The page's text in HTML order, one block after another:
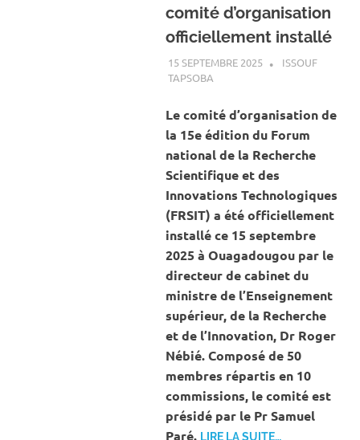
comité d’organisation
officiellement installé
15 SEPTEMBRE 2025
ISSOUF
TAPSOBA
Le comité d’organisation de
la 15e édition du Forum
national de la Recherche
Scientifique et des
Innovations Technologiques
(FRSIT) a été officiellement
installé ce 15 septembre
2025 à Ouagadougou par le
directeur de cabinet du
ministre de l’Enseignement
supérieur, de la Recherche
et de l’Innovation, Dr Roger
Nébié. Composé de 50
membres répartis en 10
commissions, le comité est
présidé par le Pr Samuel
Paré. LIRE LA SUITE…